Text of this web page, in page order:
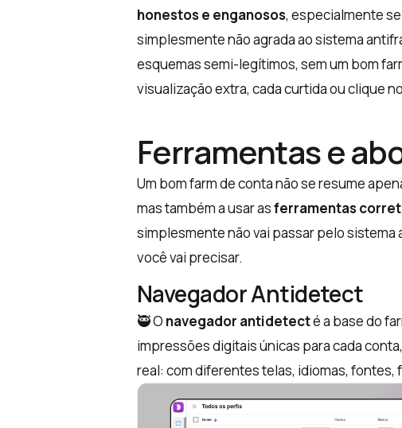
honestos e enganosos, especialmente
simplesmente não agrada ao sistema
esquemas semi-legítimos, sem um bom
visualização extra, cada curtida ou clique
Ferramentas e
Um bom farm de conta não se resume
mas também a usar asferramentas
simplesmente não vai passar pelo
você vai precisar.
Navegador Antidetect
🥷 O navegador antidetecté a base do
impressões digitais únicas para cada
real: com diferentes telas, idiomas, fontes,